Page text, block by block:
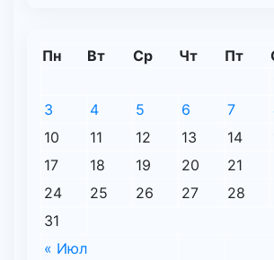
Пн Вт Ср Чт Пт
« Июл
3
4 5 6 7
10
11 12 13 14
17
18 19 20 21
24
25 26 27 28
31